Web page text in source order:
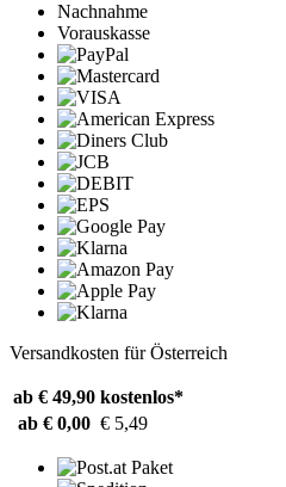
Nachnahme
Vorauskasse
Versandkosten für Österreich
ab € 49,90 kostenlos*
ab € 0,00 € 5,49